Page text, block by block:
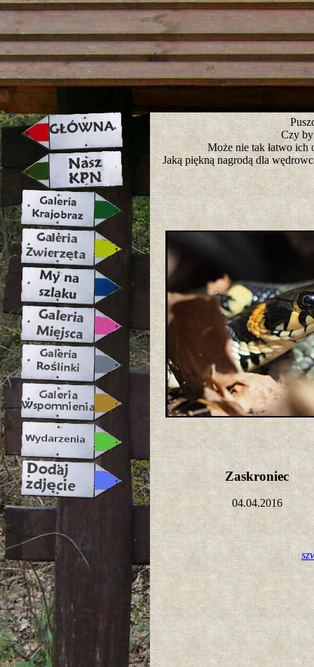
strona w naprawie zapraszamy
Czy by
Może nie tak łatwo ich
Jaką piękną nagrodą dla
Zaskroniec
04.04.2016